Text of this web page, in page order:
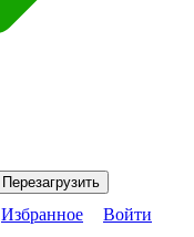
Перезагрузить
Избранное Войти